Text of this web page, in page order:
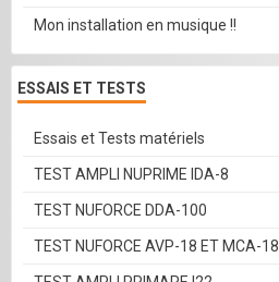
Mon installation en musique !!
ESSAIS ET TESTS
Essais et Tests matériels
TEST AMPLI NUPRIME IDA-8
TEST NUFORCE DDA-100
TEST NUFORCE AVP-18 ET MCA-18